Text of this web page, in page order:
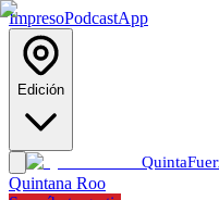
ImpresoPodcastApp
Edición
Quinta
Quintana Roo